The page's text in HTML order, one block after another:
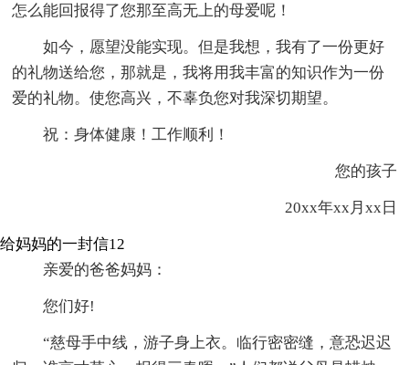
怎么能回报得了您那至高无上的母爱呢！
如今，愿望没能实现。但是我想，我有了一份更好
的礼物送给您，那就是，我将用我丰富的知识作为一份
爱的礼物。使您高兴，不辜负您对我深切期望。
祝：身体健康！工作顺利！
您的孩子
20xx年xx月xx日
给妈妈的一封信12
亲爱的爸爸妈妈：
您们好!
“慈母手中线，游子身上衣。临行密密缝，意恐迟迟